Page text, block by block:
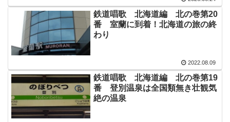
鉄道唱歌 北海道編 北の巻第20
番 室蘭に到着！北海道の旅の終
わり
2022.08.09
鉄道唱歌 北海道編 北の巻第19
番 登別温泉は全国類無き壮観気
絶の温泉